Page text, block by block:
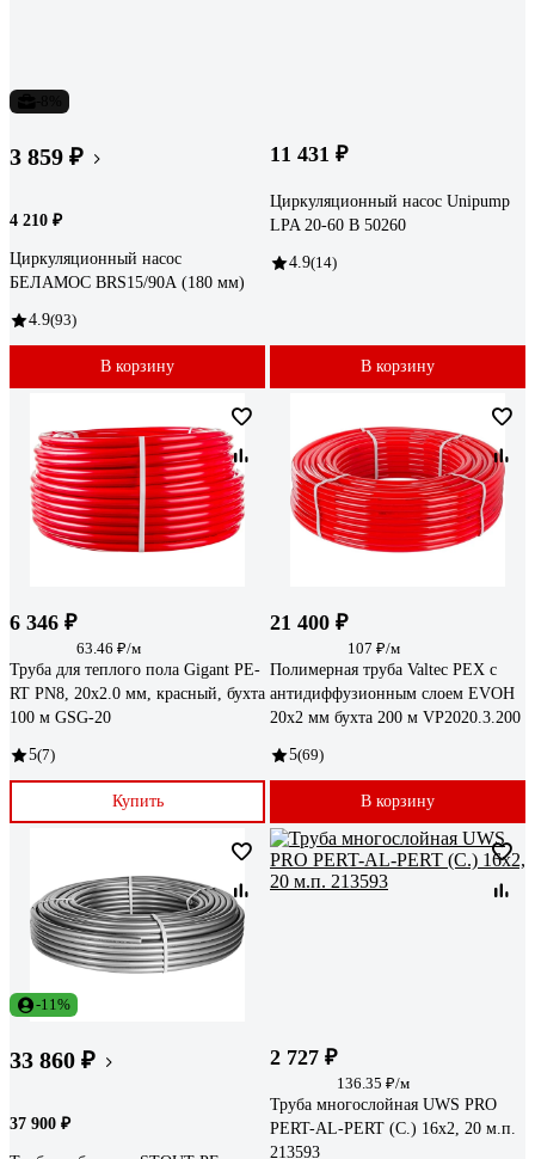
3 859 ₽
4 210 ₽
Циркуляционный насос
БЕЛАМОС BRS15/90А (180 мм)
4.9(93)
В корзину
11 431 ₽
Циркуляционный насос Unipump
LPA 20-60 В 50260
4.9(14)
В корзину
6 346 ₽
63.46 ₽/м
Труба для теплого пола Gigant PE-
RT PN8, 20x2.0 мм, красный, бухта
100 м GSG-20
5(7)
Купить
21 400 ₽
107 ₽/м
Полимерная труба Valtec PEX c
антидиффузионным слоем EVOH
20х2 мм бухта 200 м VP2020.3.200
5(69)
В корзину
-11%
33 860 ₽
37 900 ₽
2 727 ₽
136.35 ₽/м
Труба многослойная UWS PRO
PERT-AL-PERT (C.) 16x2, 20 м.п.
213593